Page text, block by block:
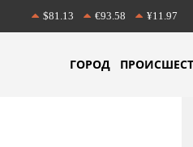
$81.13 €93.58 ¥11.97
ГОРОД